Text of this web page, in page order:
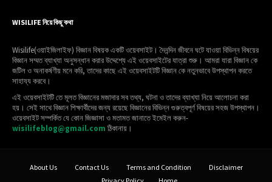
WISILIFE নিয়ে কিছু কথা
Wisilife(ওয়াইজিলাইফ) বিজ্ঞান বিষয়ক একটি ওয়েবসাইট। দৈনন্দিন জীবনে ঘটে যাওয়া বিভিন্ন বিষয়ের
বিজ্ঞান সম্মত ব্যাখ্যা অনুসন্ধান করার উদ্দেশ্যে এই ওয়েবসাইটের যাত্রা শুরু। আমরা যারা বিজ্ঞান কে
জটিল ও অনাকর্ষণীয় মনে করি, তাদের কাছে এই ওয়েবসাইটটি বিজ্ঞান কে নতুনভাবে উপস্থাপন করতে
সাহায্য করবে।
এই ওয়েবসাইটটি তে মূলত বিজ্ঞানের মজাদার সব তথ্য, ঘটনা ও তাদের ব্যাখ্যা নিয়ে আলোচনা করা
হয়। সেই সাথে বিজ্ঞান শিক্ষার্থীদের জন্য রয়েছে বিজ্ঞানের বিভিন্ন গুরুত্বপূর্ণ বিষয়ের সহজ উপস্থাপন।
ওয়েবসাইট সম্পর্কিত যে কোন জিজ্ঞাসা ও মতামত জানাতে ইমেইল করুন-
wisilifeblog@gmail.com ঠিকানায়।
About Us Contact Us Terms and Condition
Disclaimer